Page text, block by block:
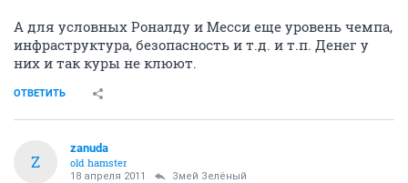
А для условных Роналду и Месси еще уровень чемпа,
инфраструктура, безопасность и т.д. и т.п. Денег у
них и так куры не клюют.
ОТВЕТИТЬ
Z
zanuda
old hamster
18 апреля 2011 Змей Зелёный